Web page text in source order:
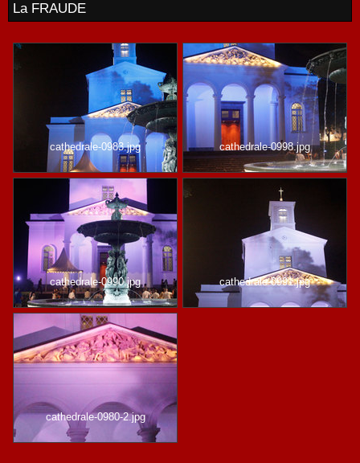
La FRAUDE
cathedrale-0983.jpg cathedrale-0998.jpg
cathedrale-0990.jpg cathedrale-0991.jpg
cathedrale-0980-2.jpg